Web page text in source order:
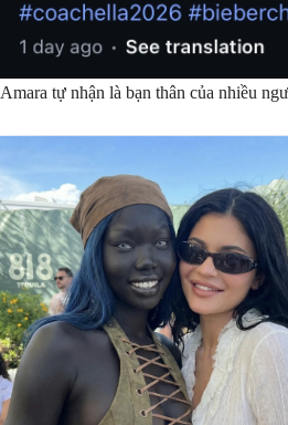
Amara tự nhận là bạn thân của nhiều